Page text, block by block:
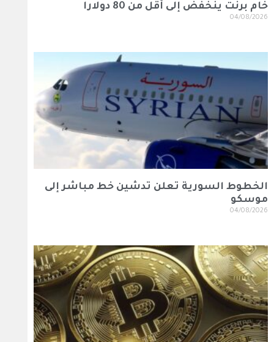
خام برنت ينخفض إلى أقل من 80 دولارا
04/08/2026
الخطوط السورية تعلن تدشين خط مباشر إلى
موسكو
04/08/2026